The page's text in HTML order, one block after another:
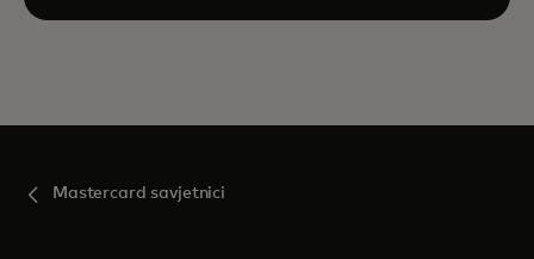
Mastercard savjetnici